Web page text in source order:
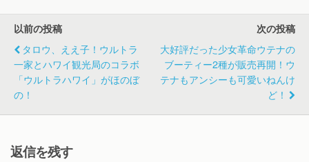
以前の投稿
タロウ、ええ子！ウルトラ
一家とハワイ観光局のコラボ
「ウルトラハワイ」がほのぼ
の！
次の投稿
大好評だった少女革命ウテナの
ブーティー2種が販売再開！ウ
テナもアンシーも可愛いねんけ
ど！
返信を残す